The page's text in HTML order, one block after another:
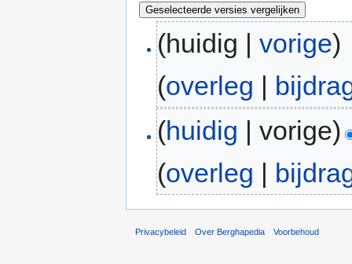
(huidig |vorige)
(overleg |
(huidig | vorige)
(overleg
Privacybeleid Over Berghapedia Voorbehoud